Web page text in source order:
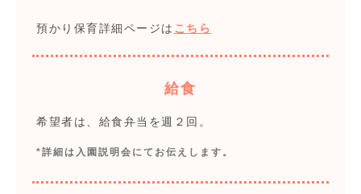
預かり保育詳細ページは こちら
給食
希望者は、給食弁当を週２回。
*詳細は入園説明会にてお伝えします。